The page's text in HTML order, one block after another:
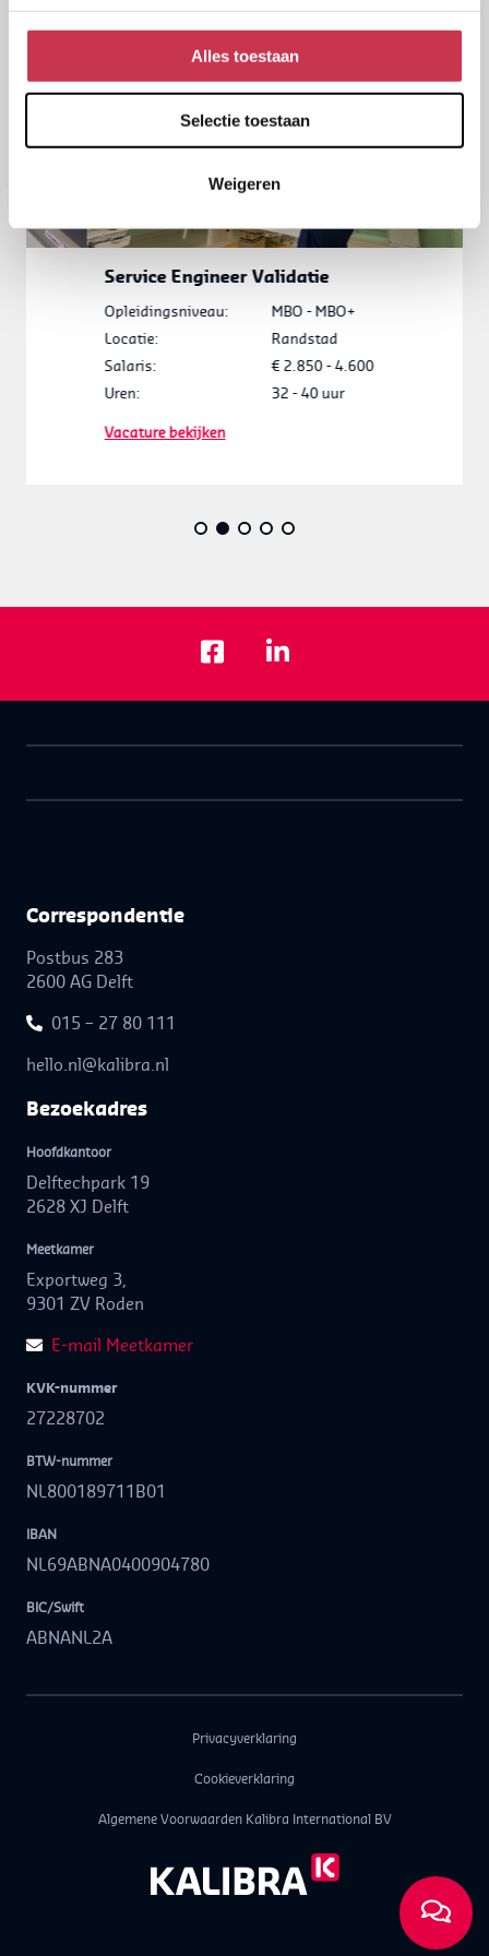
Alles toestaan
Selectie toestaan
Weigeren
Service Engineer Validatie
Opleidingsniveau:
MBO - MBO+
Randstad
€ 2.850 - 4.600
32 - 40 uur
Vacature bekijken
Correspon­dentie
Postbus 283
2600 AG Delft
015 – 27 80 111
hello.nl@kalibra.nl
Bezoek­adres
Hoofdkantoor
Delftechpark 19
2628 XJ Delft
Meetkamer
Exportweg 3,
9301 ZV Roden
E-mail Meetkamer
KVK-nummer
27228702
BTW-nummer
NL800189711B01
IBAN
NL69ABNA0400904780
BIC/Swift
ABNANL2A
Privacyverklaring
Cookieverklaring
Algemene Voorwaarden Kalibra International BV